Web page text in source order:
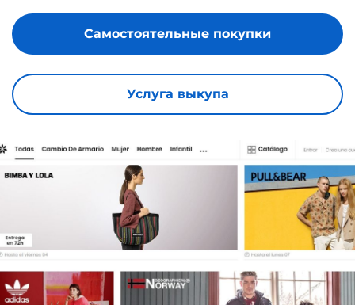
Услуга выкупа
Самостоятельные покупки